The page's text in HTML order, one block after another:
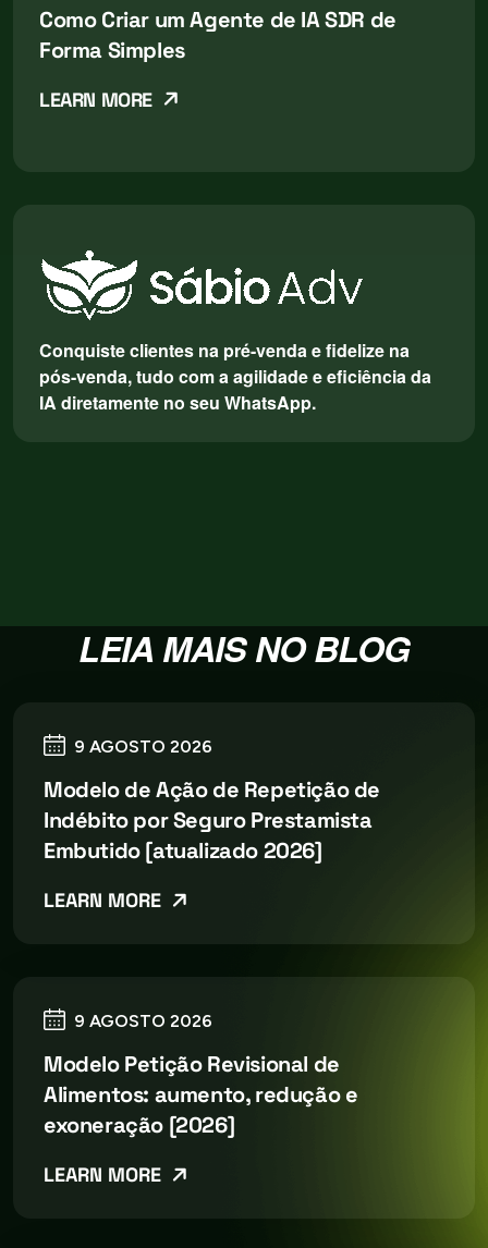
Como Criar um Agente de IA SDR de
Forma Simples
LEARN MORE
Conquiste clientes na pré-venda e fidelize na
pós-venda, tudo com a agilidade e eficiência da
IA diretamente no seu WhatsApp.
LEIA MAIS NO BLOG
9 AGOSTO 2026
Modelo de Ação de Repetição de
Indébito por Seguro Prestamista
Embutido [atualizado 2026]
LEARN MORE
9 AGOSTO 2026
Modelo Petição Revisional de
Alimentos: aumento, redução e
exoneração [2026]
LEARN MORE